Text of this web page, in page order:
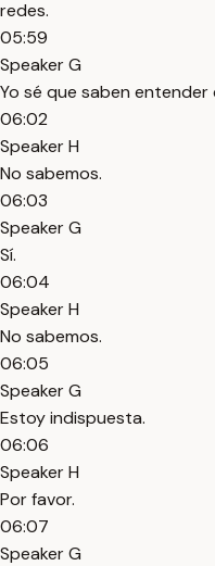
redes.
05:59
Speaker G
Yo sé que saben
06:02
Speaker H
No sabemos.
06:03
Speaker G
Sí.
06:04
Speaker H
No sabemos.
06:05
Speaker G
Estoy indispuesta.
06:06
Speaker H
Por favor.
06:07
Speaker G